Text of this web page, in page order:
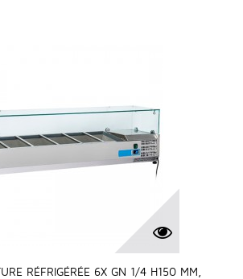
RÉFRIGÉRÉE 6X GN 1/4 H150 MM,